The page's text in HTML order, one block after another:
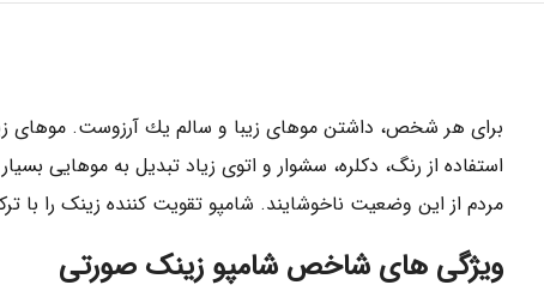
براى هر شخص، داشتن موهاى زيبا و سالم يك آرزوست. موهاى
استفاده از رنگ، دكلره، سشوار و اتوى زياد تبديل به
مردم از اين وضعيت ناخوشايند. شامپو تقویت کننده زینک را با
ویژگی های شاخص شامپو زینک صورتی